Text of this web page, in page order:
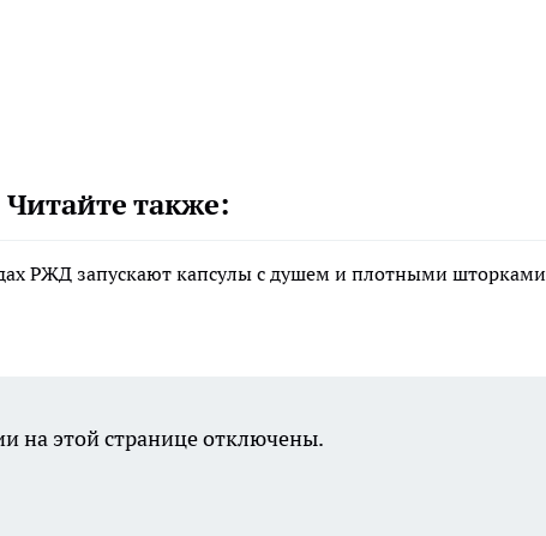
Читайте также:
РЖД запускают капсулы с душем и плотными шторками
на этой странице отключены.